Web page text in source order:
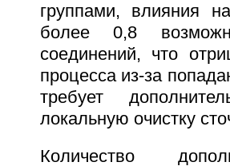
группами, влияния
более 0,8
соединений, что
процесса из-за
требует
локальную очистку
Количество